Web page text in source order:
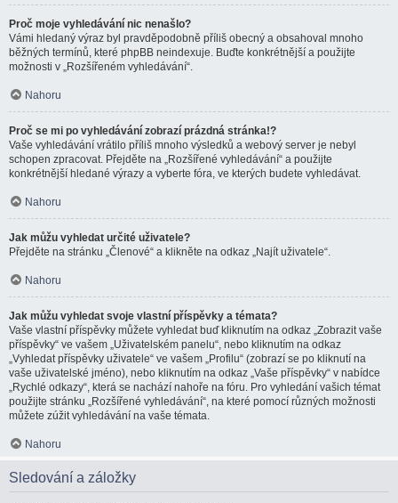
Proč moje vyhledávání nic nenašlo?
Vámi hledaný výraz byl pravděpodobně příliš obecný a obsahoval mnoho
běžných termínů, které phpBB neindexuje. Buďte konkrétnější a použijte
možnosti v „Rozšířeném vyhledávání“.
Nahoru
Proč se mi po vyhledávání zobrazí prázdná stránka!?
Vaše vyhledávání vrátilo příliš mnoho výsledků a webový server je nebyl
schopen zpracovat. Přejděte na „Rozšířené vyhledávání“ a použijte
konkrétnější hledané výrazy a vyberte fóra, ve kterých budete vyhledávat.
Nahoru
Jak můžu vyhledat určité uživatele?
Přejděte na stránku „Členové“ a klikněte na odkaz „Najít uživatele“.
Nahoru
Jak můžu vyhledat svoje vlastní příspěvky a témata?
Vaše vlastní příspěvky můžete vyhledat buď kliknutím na odkaz „Zobrazit vaše
příspěvky“ ve vašem „Uživatelském panelu“, nebo kliknutím na odkaz
„Vyhledat příspěvky uživatele“ ve vašem „Profilu“ (zobrazí se po kliknutí na
vaše uživatelské jméno), nebo kliknutím na odkaz „Vaše příspěvky“ v nabídce
„Rychlé odkazy“, která se nachází nahoře na fóru. Pro vyhledání vašich témat
použijte stránku „Rozšířené vyhledávání“, na které pomocí různých možnosti
můžete zúžit vyhledávání na vaše témata.
Nahoru
Sledování a záložky